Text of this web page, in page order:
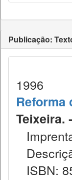
Publicação:
1996
Reforma
Teixeira.
ISBN: